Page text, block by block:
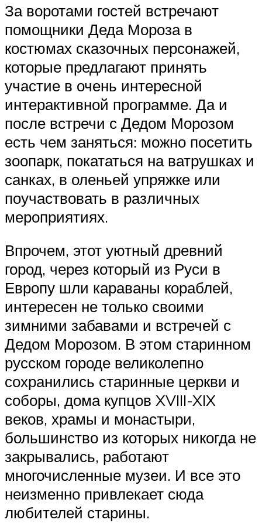
За воротами гостей встречают
помощники Деда Мороза в
костюмах сказочных персонажей,
которые предлагают принять
участие в очень интересной
интерактивной программе. Да и
после встречи с Дедом Морозом
есть чем заняться: можно посетить
зоопарк, покататься на ватрушках и
санках, в оленьей упряжке или
поучаствовать в различных
мероприятиях.
Впрочем, этот уютный древний
город, через который из Руси в
Европу шли караваны кораблей,
интересен не только своими
зимними забавами и встречей с
Дедом Морозом. В этом старинном
русском городе великолепно
сохранились старинные церкви и
соборы, дома купцов XVIII-XIX
веков, храмы и монастыри,
большинство из которых никогда не
закрывались, работают
многочисленные музеи. И все это
неизменно привлекает сюда
любителей старины.